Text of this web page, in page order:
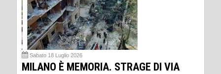
Sabato 18 Luglio 2026
MILANO È MEMORIA. STRAGE DI VIA